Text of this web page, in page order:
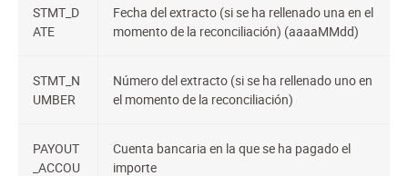
STMT_D
ATE
Fecha del extracto (si se ha rellenado una en el
momento de la reconciliación) (aaaaMMdd)
STMT_N
UMBER
Número del extracto (si se ha rellenado uno en
el momento de la reconciliación)
PAYOUT
_ACCOU
Cuenta bancaria en la que se ha pagado el
importe